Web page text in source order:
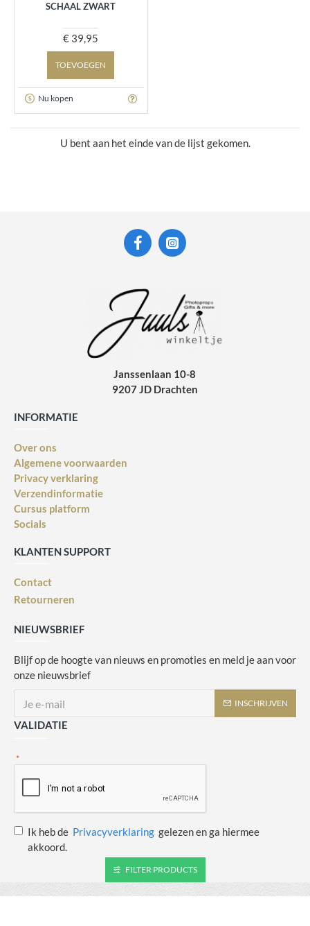
SCHAAL ZWART
€ 39,95
TOEVOEGEN
Nu kopen
U bent aan het einde van de lijst gekomen.
Janssenlaan 10-8
9207 JD Drachten
INFORMATIE
Over ons
Algemene voorwaarden
Privacy verklaring
Verzendinformatie
Cursus platform
Socials
KLANTEN SUPPORT
Contact
Retourneren
NIEUWSBRIEF
Blijf op de hoogte van nieuws en promoties en meld je aan voor
onze nieuwsbrief
INSCHRIJVEN
VALIDATIE
Ik heb de Privacyverklaring gelezen en ga hiermee
akkoord.
FILTER PRODUCTS